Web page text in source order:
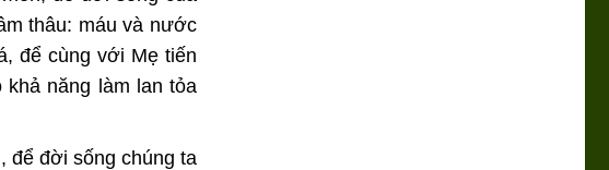
thâu: máu và nước
để cùng với Mẹ tiến
khả năng làm lan tỏa
để đời sống chúng ta